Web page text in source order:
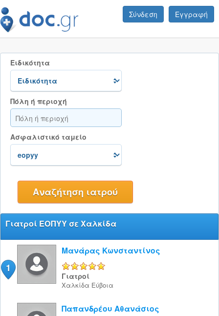
Σύνδεση Εγγραφή
Ειδικότητα
Πόλη ή περιοχή
Ασφαλιστικό ταμείο
Γιατροί ΕΟΠΥΥ σε Χαλκίδα
1
Μανάρας Κωνσταντίνος
Γιατροί
Χαλκίδα Εύβοια
Παπανδρέου Αθανάσιος